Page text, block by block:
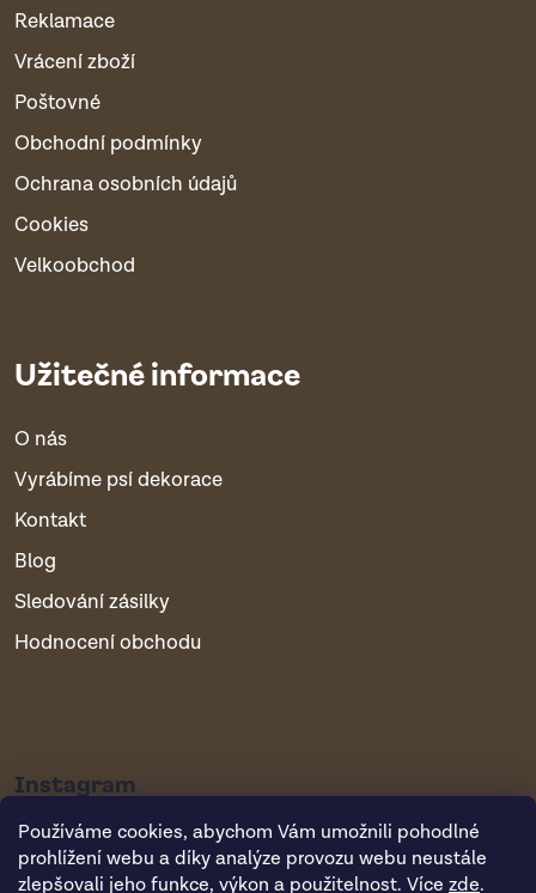
Používáme cookies, abychom Vám umožnili pohodlné
prohlížení webu a díky analýze provozu webu neustále
zlepšovali jeho funkce, výkon a použitelnost. Více zde.
Reklamace
Vrácení zboží
Poštovné
Obchodní podmínky
Ochrana osobních údajů
Cookies
Velkoobchod
Užitečné informace
O nás
Vyrábíme psí dekorace
Kontakt
Blog
Sledování zásilky
Hodnocení obchodu
Instagram